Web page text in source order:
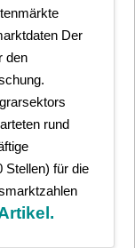
Der
den
rund
Stellen) für die